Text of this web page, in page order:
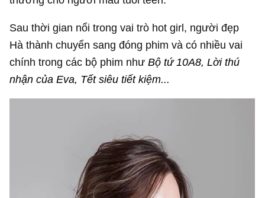
Sau thời gian nổi trong vai trò hot girl, người đẹp
Hà thành chuyển sang đóng phim và có nhiều vai
chính trong các bộ phim nhưBộ tứ 10A8, Lời thú
nhận của Eva, Tết siêu tiết kiệm...